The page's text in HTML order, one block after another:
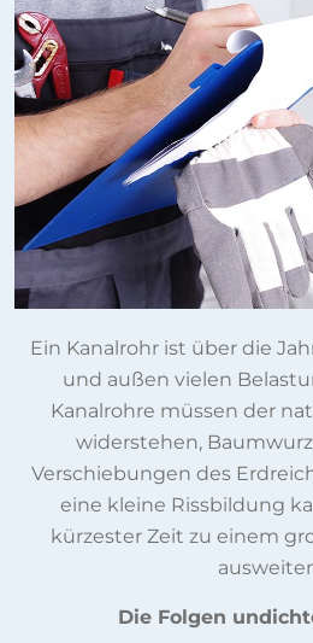
Ein Kanalrohr ist über die
und außen vielen
Kanalrohre müssen der
widerstehen,
Verschiebungen des
eine kleine Rissbildung
kürzester Zeit zu einem
Die Folgen